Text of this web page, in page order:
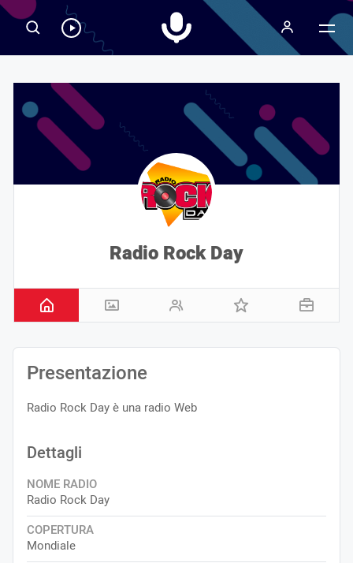
Ascolta
RadioSpeaker
streaming
Radiospeaker.it
Radio Rock Day
Presentazione
Radio Rock Day è una radio Web
Dettagli
NOME RADIO
Radio Rock Day
COPERTURA
Mondiale